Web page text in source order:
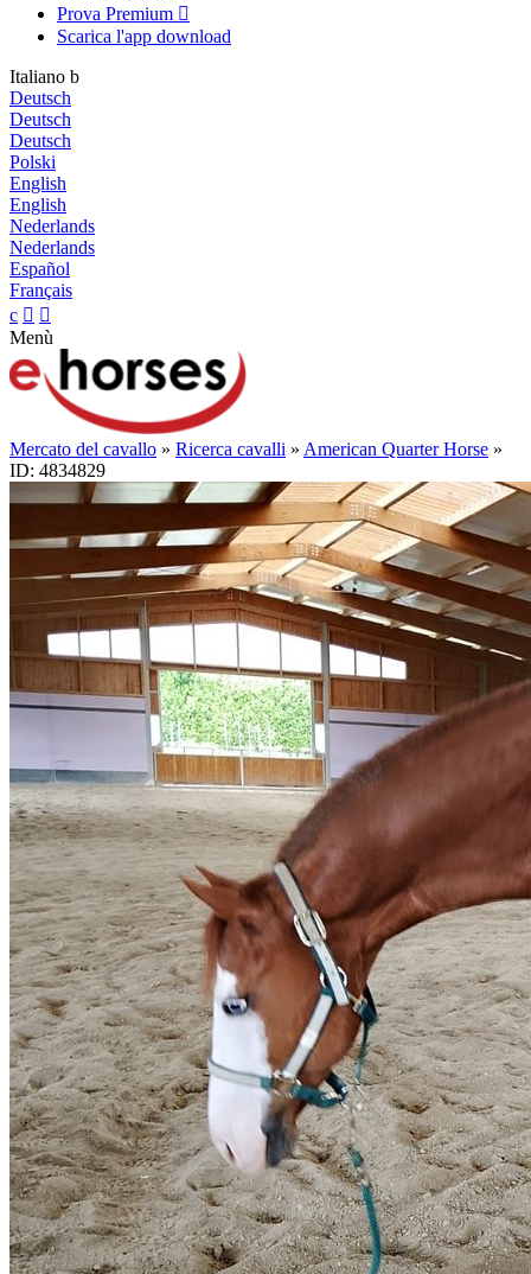
Prova Premium 
Scarica l'app download
Italiano b
Deutsch
Deutsch
Deutsch
Polski
English
English
Nederlands
Nederlands
Español
Français
c  
Menù
Mercato del cavallo » Ricerca cavalli » American Quarter Horse »
ID: 4834829